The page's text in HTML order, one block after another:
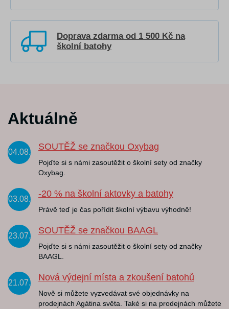
Doprava zdarma od 1 500 Kč na
školní batohy
Aktuálně
04.08.
SOUTĚŽ se značkou Oxybag
Pojďte si s námi zasoutěžit o školní sety od značky
Oxybag.
03.08.
-20 % na školní aktovky a batohy
Právě teď je čas pořídit školní výbavu výhodně!
23.07.
SOUTĚŽ se značkou BAAGL
Pojďte si s námi zasoutěžit o školní sety od značky
BAAGL.
21.07.
Nová výdejní místa a zkoušení batohů
Nově si můžete vyzvedávat své objednávky na
prodejnách Agátina světa. Také si na prodejnách můžete